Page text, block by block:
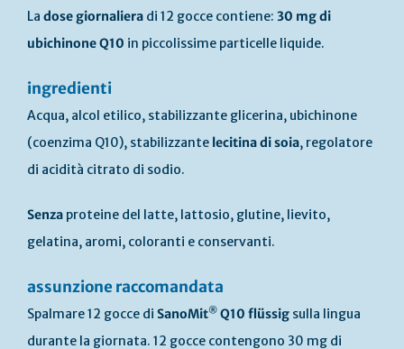
La dose giornaliera di 12 gocce contiene: 30 mg di
ubichinone Q10 in piccolissime particelle liquide.
ingredienti
Acqua, alcol etilico, stabilizzante glicerina, ubichinone
(coenzima Q10), stabilizzante lecitina di soia, regolatore
di acidità citrato di sodio.
Senza proteine del latte, lattosio, glutine, lievito,
gelatina, aromi, coloranti e conservanti.
assunzione raccomandata
Spalmare 12 gocce di SanoMit® Q10 flüssig sulla lingua
durante la giornata. 12 gocce contengono 30 mg di